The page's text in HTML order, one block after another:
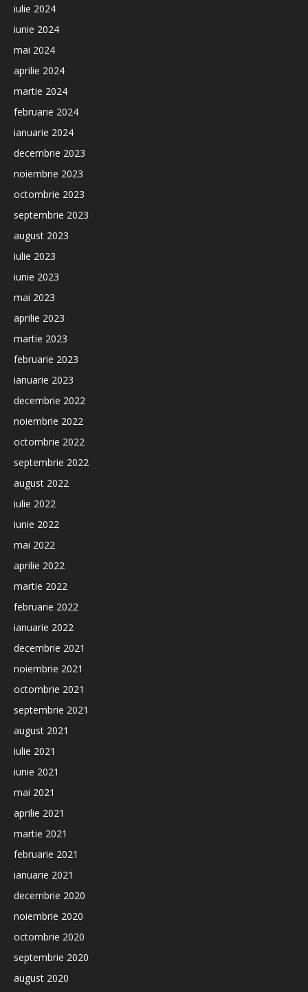
iulie 2024
iunie 2024
mai 2024
aprilie 2024
martie 2024
februarie 2024
ianuarie 2024
decembrie 2023
noiembrie 2023
octombrie 2023
septembrie 2023
august 2023
iulie 2023
iunie 2023
mai 2023
aprilie 2023
martie 2023
februarie 2023
ianuarie 2023
decembrie 2022
noiembrie 2022
octombrie 2022
septembrie 2022
august 2022
iulie 2022
iunie 2022
mai 2022
aprilie 2022
martie 2022
februarie 2022
ianuarie 2022
decembrie 2021
noiembrie 2021
octombrie 2021
septembrie 2021
august 2021
iulie 2021
iunie 2021
mai 2021
aprilie 2021
martie 2021
februarie 2021
ianuarie 2021
decembrie 2020
noiembrie 2020
octombrie 2020
septembrie 2020
august 2020